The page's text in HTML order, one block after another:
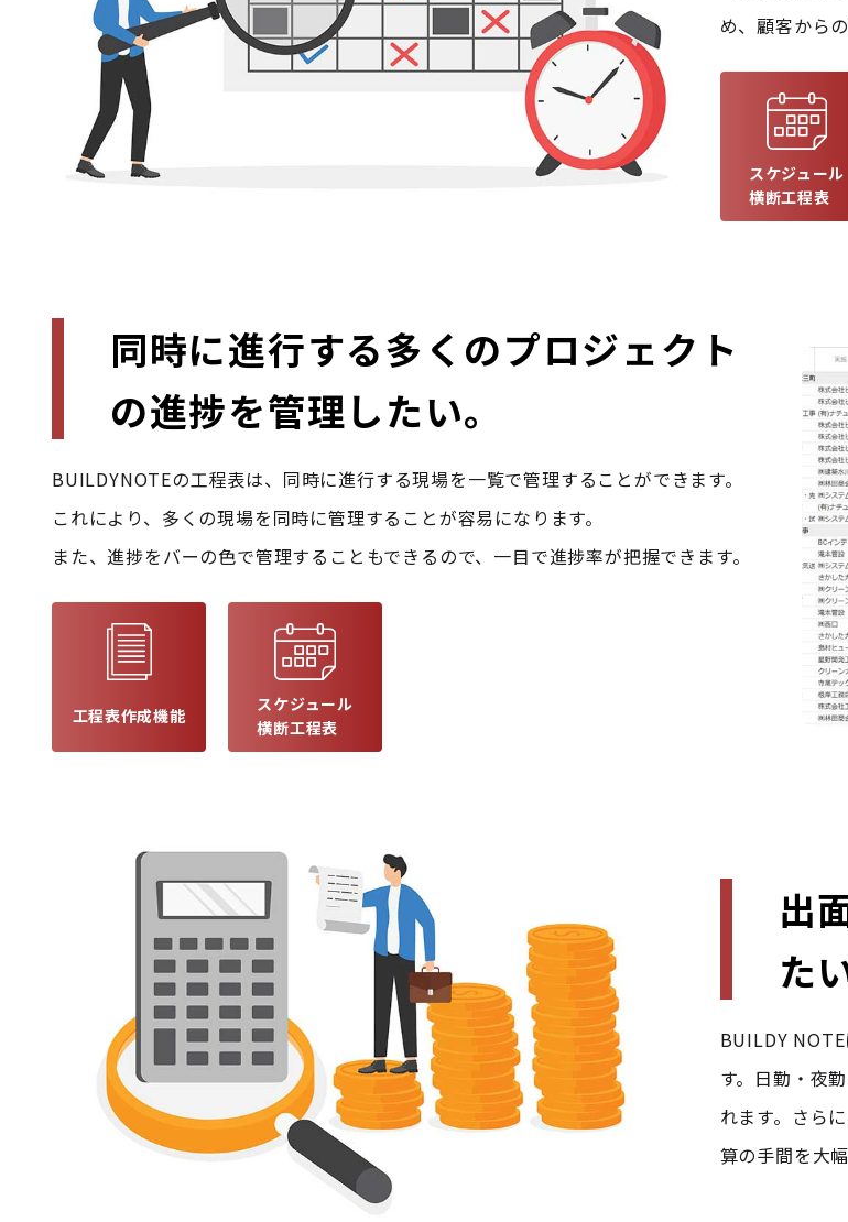
め、顧客から
スケジュール
横断工程表
同時に進行する多くのプロジェクト
の進捗を管理したい。
BUILDYNOTEの工程表は、同時に進行する現場を一覧で管理することができます。
これにより、多くの現場を同時に管理することが容易になります。
また、進捗をバーの色で管理することもできるので、一目で進捗率が把握できます。
工程表作成機能
スケジュール
横断工程表
出
た
BUILDY
す。日勤・夜
れます。さら
算の手間を大